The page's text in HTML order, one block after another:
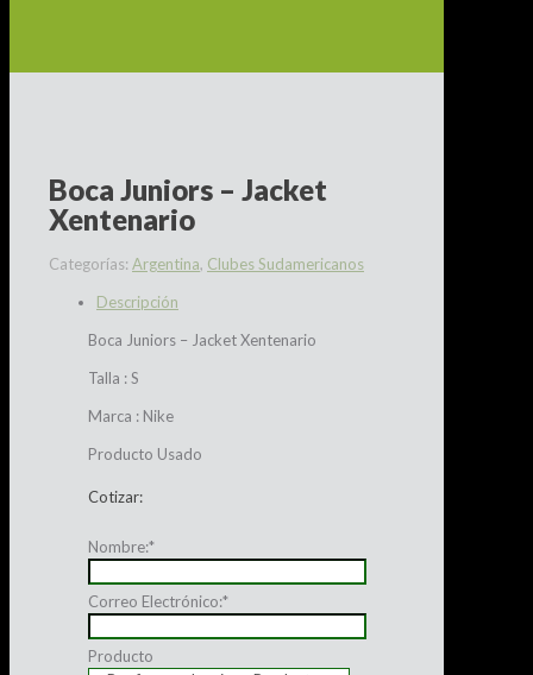
Boca Juniors – Jacket
Xentenario
Categorías: Argentina, Clubes Sudamericanos
Descripción
Boca Juniors – Jacket Xentenario
Talla : S
Marca : Nike
Producto Usado
Cotizar:
Nombre:*
Correo Electrónico:*
Producto